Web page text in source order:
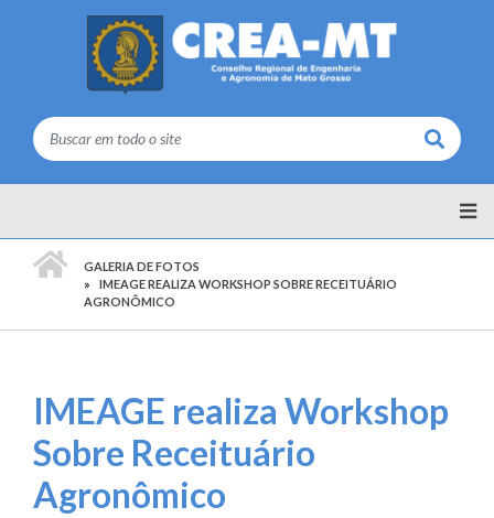
Buscar
GALERIA DE FOTOS
IMEAGE REALIZA WORKSHOP SOBRE RECEITUÁRIO
AGRONÔMICO
IMEAGE realiza Workshop
Sobre Receituário
Agronômico